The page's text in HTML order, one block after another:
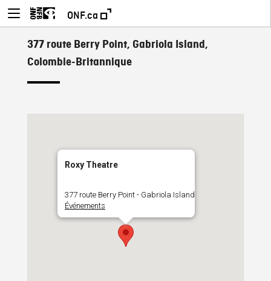
ONF.ca
377 route Berry Point, Gabriola Island,
Colombie-Britannique
Roxy Theatre
377 route Berry Point - Gabriola Island
Événements